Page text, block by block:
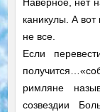
каникулы. А
не все.
Если
римляне
созвездии